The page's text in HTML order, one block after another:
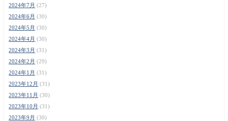
2024年7月 (27)
2024年6月 (30)
2024年5月 (30)
2024年4月 (30)
2024年3月 (31)
2024年2月 (29)
2024年1月 (31)
2023年12月 (31)
2023年11月 (30)
2023年10月 (31)
2023年9月 (30)